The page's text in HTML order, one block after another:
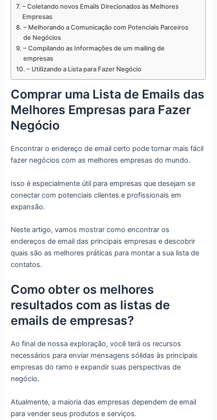
– Coletando novos Emails Direcionados às Melhores
Empresas
– Melhorando a Comunicação com Potenciais Parceiros
de Negócios
– Compilando as Informações de um mailing de
empresas
– Utilizando a Lista para Fazer Negócio
Comprar uma Lista de Emails das
Melhores Empresas para Fazer
Negócio
Encontrar o endereço de email certo pode tornar mais fácil
fazer negócios com as melhores empresas do mundo.
Isso é especialmente útil para empresas que desejam se
conectar com potenciais clientes e profissionais em
expansão.
Neste artigo, vamos mostrar como encontrar os
endereços de email das principais empresas e descobrir
quais são as melhores práticas para montar a sua lista de
contatos.
Como obter os melhores
resultados com as listas de
emails de empresas?
Ao final de nossa exploração, você terá os recursos
necessários para enviar mensagens sólidas às principais
empresas do ramo e expandir suas perspectivas de
negócio.
Atualmente, a maioria das empresas dependem de email
para vender seus produtos e serviços.